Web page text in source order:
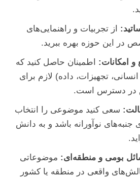
از تجربیات و راهنمایی‌های
در این حوزه بهره ببرید.
و امکانات: اطمینان حاصل کنید که
انسانی، تجهیزات، داده) لازم برای
در دسترس است.
سعی کنید موضوعی را انتخاب
جنبه‌های نوآورانه باشد و به دانش
بومی و منطقه‌ای: موضوعاتی
واقعی در منطقه یا کشور